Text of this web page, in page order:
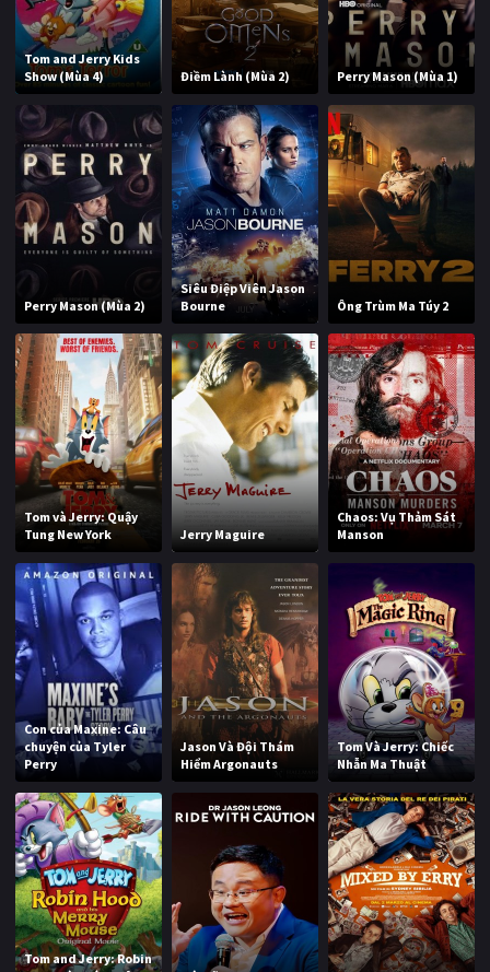
Tom and Jerry Kids
Show (Mùa 4)
Điềm Lành (Mùa 2) Perry Mason (Mùa 1)
Perry Mason (Mùa 2)
Siêu Điệp Viên Jason
Bourne
Ông Trùm Ma Túy 2
Tom và Jerry: Quậy
Tung New York
Jerry Maguire
Chaos: Vụ Thảm Sát
Manson
Con của Maxine: Câu
chuyện của Tyler
Perry
Jason Và Đội Thám
Hiểm Argonauts
Tom Và Jerry: Chiếc
Nhẫn Ma Thuật
Tom and Jerry: Robin